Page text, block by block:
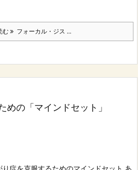
む フォーカル・ジス ...
めの「マインドセット」
り症を克服するためのマインドセット あ